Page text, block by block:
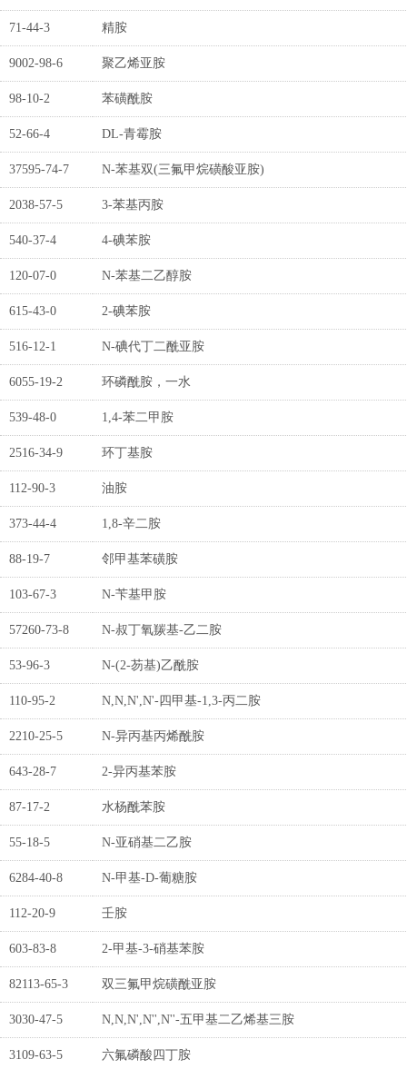
71-44-3 精胺
9002-98-6 聚乙烯亚胺
98-10-2 苯磺酰胺
52-66-4 DL-青霉胺
37595-74-7 N-苯基双(三氟甲烷磺酸亚胺)
2038-57-5 3-苯基丙胺
540-37-4 4-碘苯胺
120-07-0 N-苯基二乙醇胺
615-43-0 2-碘苯胺
516-12-1 N-碘代丁二酰亚胺
6055-19-2 环磷酰胺，一水
539-48-0 1,4-苯二甲胺
2516-34-9 环丁基胺
112-90-3 油胺
373-44-4 1,8-辛二胺
88-19-7 邻甲基苯磺胺
103-67-3 N-苄基甲胺
57260-73-8 N-叔丁氧羰基-乙二胺
53-96-3 N-(2-芴基)乙酰胺
110-95-2 N,N,N',N'-四甲基-1,3-丙二胺
2210-25-5 N-异丙基丙烯酰胺
643-28-7 2-异丙基苯胺
87-17-2 水杨酰苯胺
55-18-5 N-亚硝基二乙胺
6284-40-8 N-甲基-D-葡糖胺
112-20-9 壬胺
603-83-8 2-甲基-3-硝基苯胺
82113-65-3 双三氟甲烷磺酰亚胺
3030-47-5 N,N,N',N'',N''-五甲基二乙烯基三胺
3109-63-5 六氟磷酸四丁胺